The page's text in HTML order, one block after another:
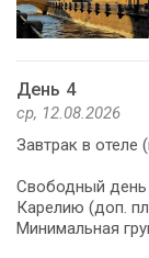
День 4
ср, 12.08.2026
Завтрак в отеле
Свободный день
Карелию (доп.
Минимальная